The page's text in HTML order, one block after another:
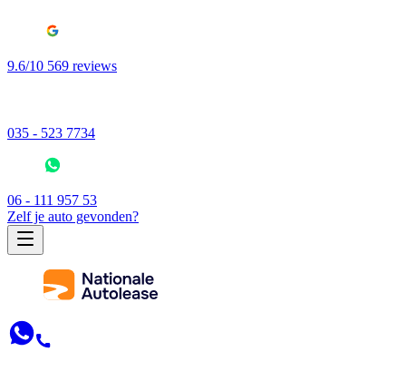
9.6/10 569 reviews
035 - 523 7734
06 - 111 957 53
Zelf je auto gevonden?